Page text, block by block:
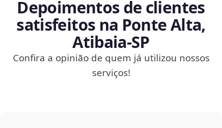
Depoimentos de clientes
satisfeitos na Ponte Alta,
Atibaia‑SP
Confira a opinião de quem já utilizou nossos
serviços!